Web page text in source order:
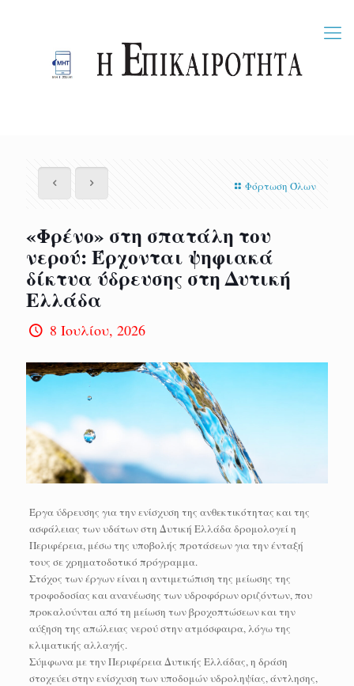
Φόρτωση Όλων
«Φρένο» στη σπατάλη του
νερού: Έρχονται ψηφιακά
δίκτυα ύδρευσης στη Δυτική
Ελλάδα
8 Ιουλίου, 2026
Έργα ύδρευσης για την ενίσχυση της ανθεκτικότητας και της
ασφάλειας των υδάτων στη Δυτική Ελλάδα δρομολογεί η
Περιφέρεια, μέσω της υποβολής προτάσεων για την ένταξή
τους σε χρηματοδοτικό πρόγραμμα.
Στόχος των έργων είναι η αντιμετώπιση της μείωσης της
τροφοδοσίας και ανανέωσης των υδροφόρων οριζόντων, που
προκαλούνται από τη μείωση των βροχοπτώσεων και την
αύξηση της απώλειας νερού στην ατμόσφαιρα, λόγω της
κλιματικής αλλαγής.
Σύμφωνα με την Περιφέρεια Δυτικής Ελλάδας, η δράση
στοχεύει στην ενίσχυση των υποδομών υδροληψίας, άντλησης,